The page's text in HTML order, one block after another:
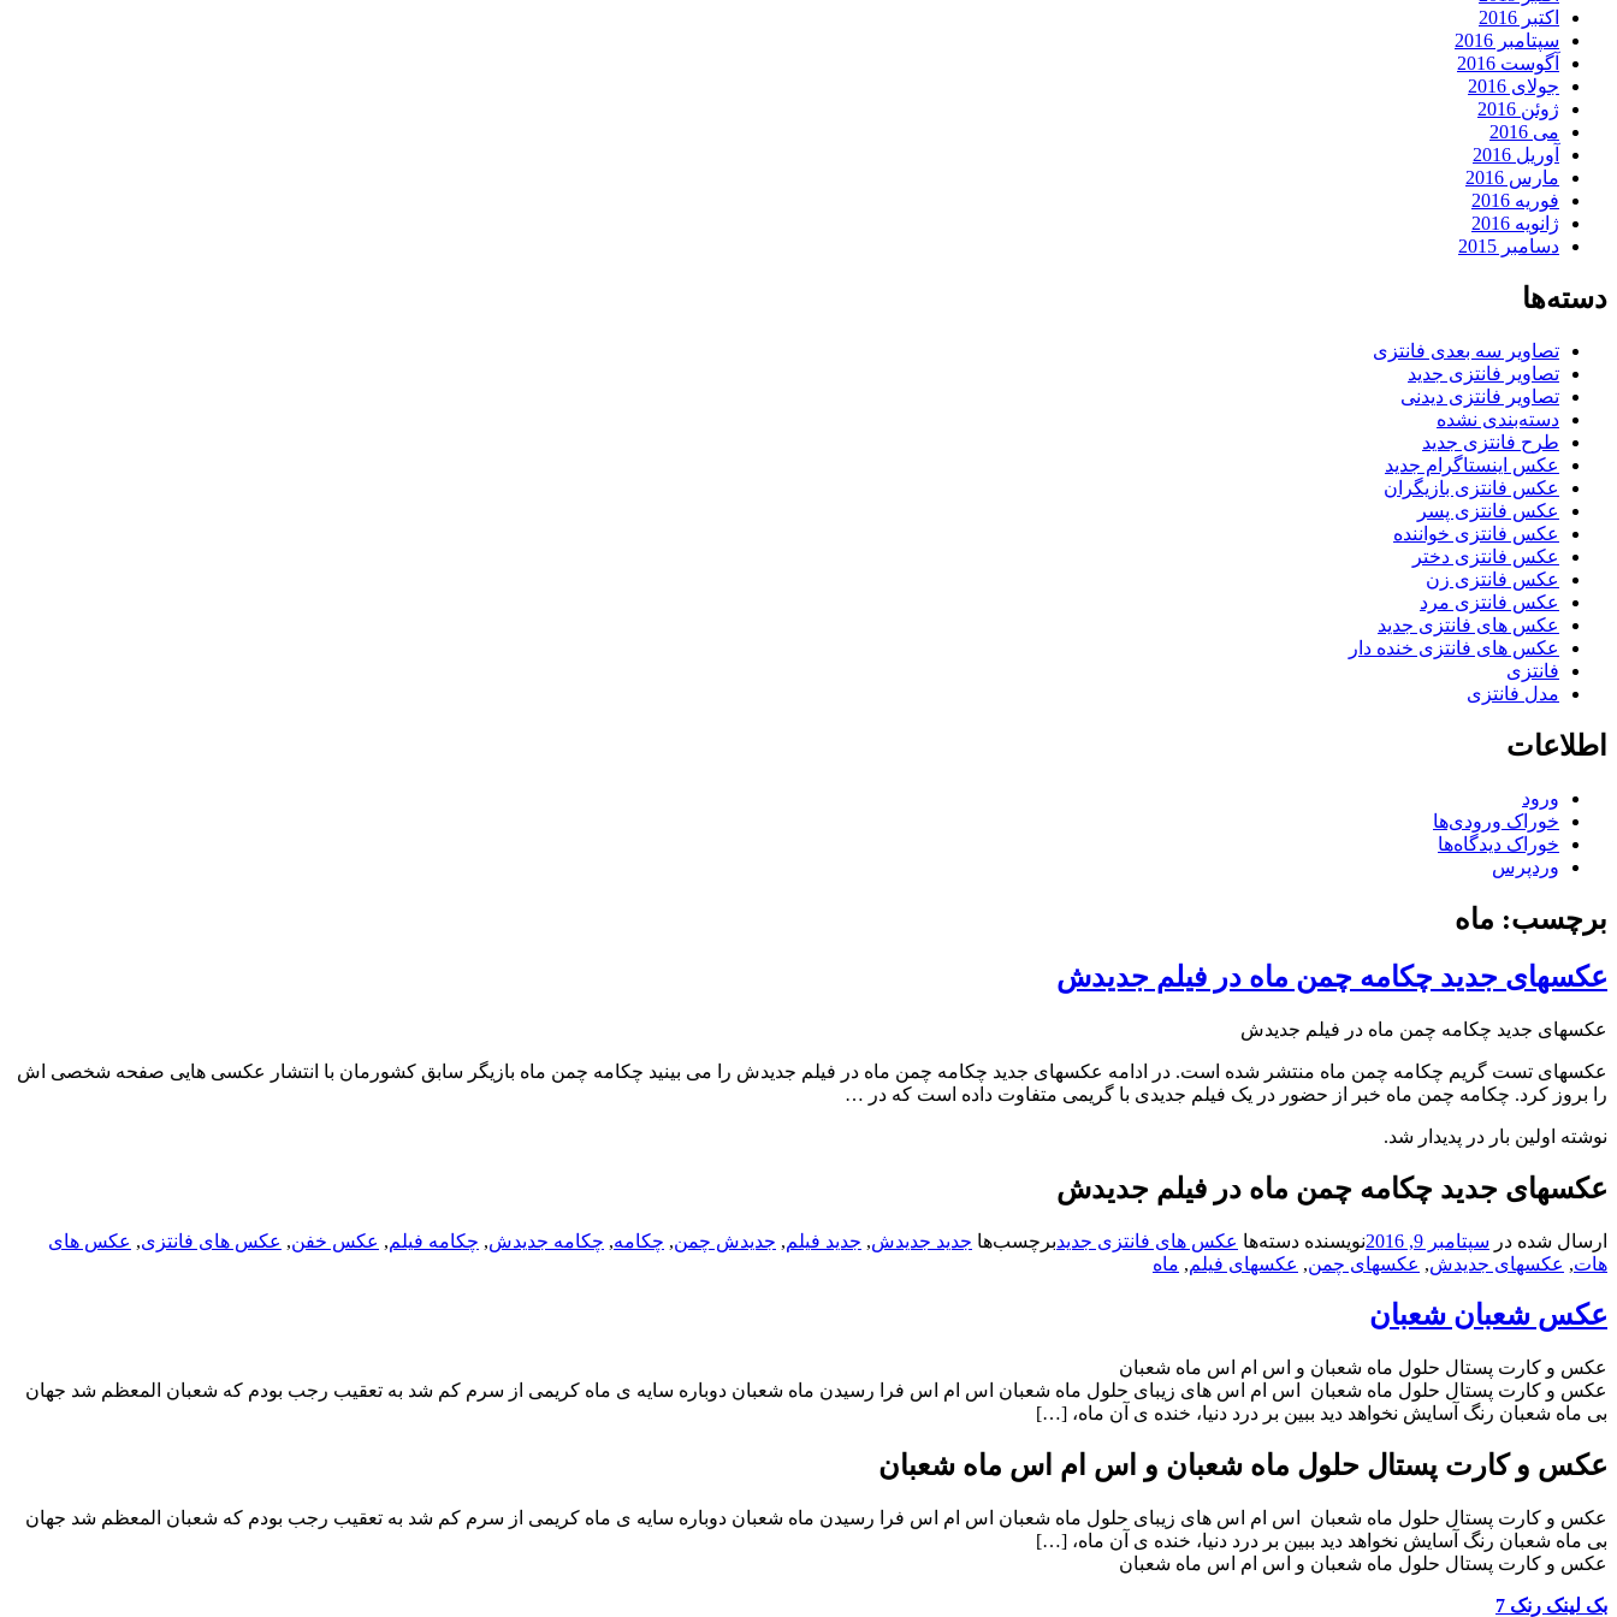
اکتبر 2016
سپتامبر 2016
آگوست 2016
جولای 2016
ژوئن 2016
می 2016
آوریل 2016
مارس 2016
فوریه 2016
ژانویه 2016
دسامبر 2015
دسته‌ها
تصاویر سه بعدی فانتزی
تصاویر فانتزی جدید
تصاویر فانتزی دیدنی
دسته‌بندی نشده
طرح فانتزی جدید
عکس اینستاگرام جدید
عکس فانتزی بازیگران
عکس فانتزی پسر
عکس فانتزی خواننده
عکس فانتزی دختر
عکس فانتزی زن
عکس فانتزی مرد
عکس های فانتزی جدید
عکس های فانتزی خنده دار
فانتزی
مدل فانتزی
اطلاعات
ورود
خوراک ورودی‌ها
خوراک دیدگاه‌ها
وردپرس
برچسب: ماه
عکسهای جدید چکامه چمن ماه در فیلم جدیدش
عکسهای جدید چکامه چمن ماه در فیلم جدیدش
عکسهای تست گریم چکامه چمن ماه منتشر شده است. در ادامه عکسهای جدید چکامه چمن ماه در فیلم جدیدش را می بینید چکامه چمن ماه بازیگر سابق کشورمان با انتشار عکسی هایی صفحه شخصی اش
را بروز کرد. چکامه چمن ماه خبر از حضور در یک فیلم جدیدی با گریمی متفاوت داده است که در …
نوشته اولین بار در پدیدار شد.
عکسهای جدید چکامه چمن ماه در فیلم جدیدش
ارسال شده در سپتامبر 9, 2016 نویسنده دسته‌ها عکس های فانتزی جدیدبرچسب‌ها جدید جدیدش, جدید فیلم, جدیدش چمن, چکامه, چکامه جدیدش, چکامه فیلم, عکس خفن, عکس های فانتزی, عکس های
هات, عکسهای جدیدش, عکسهای چمن, عکسهای فیلم, ماه
عکس شعبان شعبان
عکس و کارت پستال حلول ماه شعبان و اس ام اس ماه شعبان
عکس و کارت پستال حلول ماه شعبان اس ام اس های زیبای حلول ماه شعبان اس ام اس فرا رسیدن ماه شعبان دوباره سایه ی ماه کریمی از سرم کم شد به تعقیب رجب بودم که شعبان المعظم شد جهان
بی ماه شعبان رنگ آسایش نخواهد دید ببین بر درد دنیا، خنده ی آن ماه، […]
عکس و کارت پستال حلول ماه شعبان و اس ام اس ماه شعبان
عکس و کارت پستال حلول ماه شعبان اس ام اس های زیبای حلول ماه شعبان اس ام اس فرا رسیدن ماه شعبان دوباره سایه ی ماه کریمی از سرم کم شد به تعقیب رجب بودم که شعبان المعظم شد جهان
بی ماه شعبان رنگ آسایش نخواهد دید ببین بر درد دنیا، خنده ی آن ماه، […]
عکس و کارت پستال حلول ماه شعبان و اس ام اس ماه شعبان
بک لینک رنک 7